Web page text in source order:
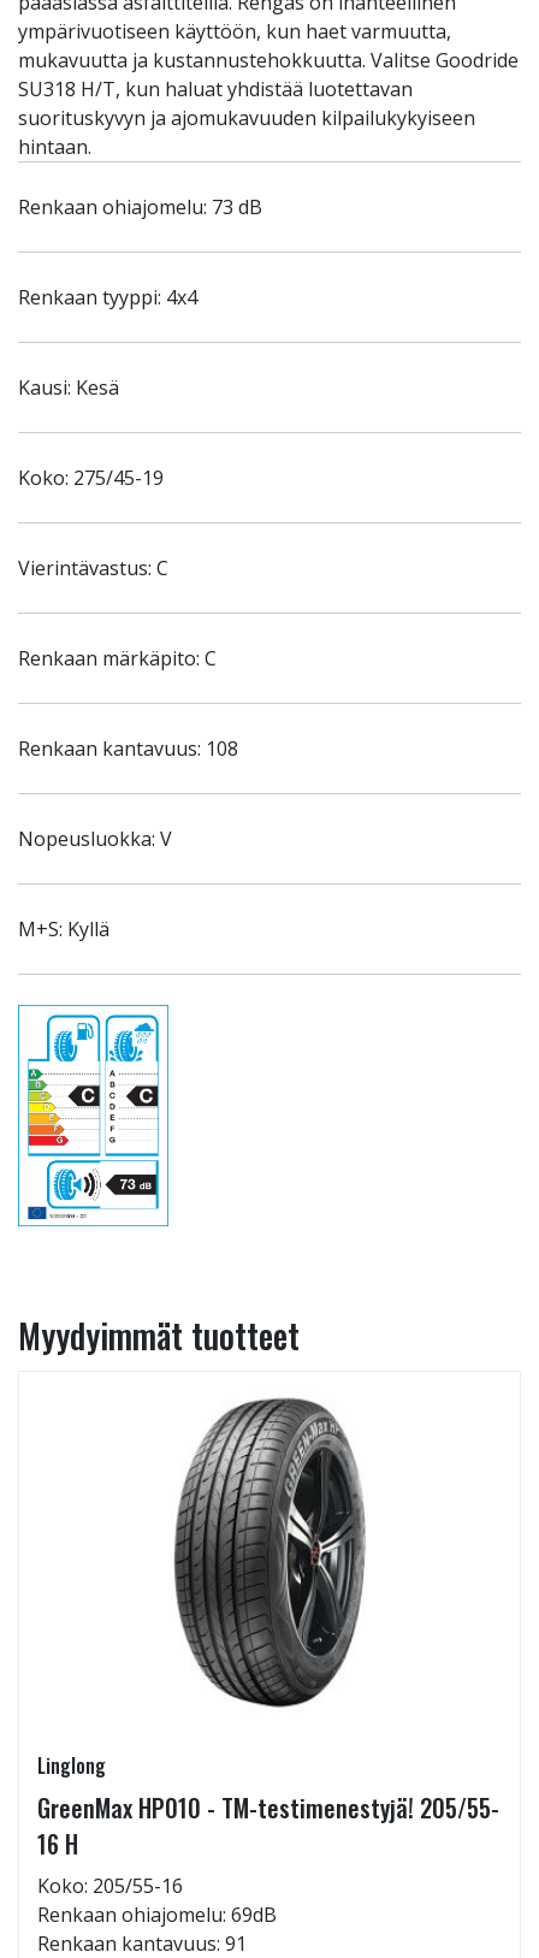
ympärivuotiseen käyttöön, kun haet varmuutta,
mukavuutta ja kustannustehokkuutta. Valitse Goodride
SU318 H/T, kun haluat yhdistää luotettavan
suorituskyvyn ja ajomukavuuden kilpailukykyiseen
hintaan.
Renkaan ohiajomelu: 73 dB
Renkaan tyyppi: 4x4
Kausi: Kesä
Koko: 275/45-19
Vierintävastus: C
Renkaan märkäpito: C
Renkaan kantavuus: 108
Nopeusluokka: V
M+S: Kyllä
Myydyimmät tuotteet
Linglong
GreenMax HP010 - TM-testimenestyjä! 205/55-
16 H
Koko: 205/55-16
Renkaan ohiajomelu: 69dB
Renkaan kantavuus: 91